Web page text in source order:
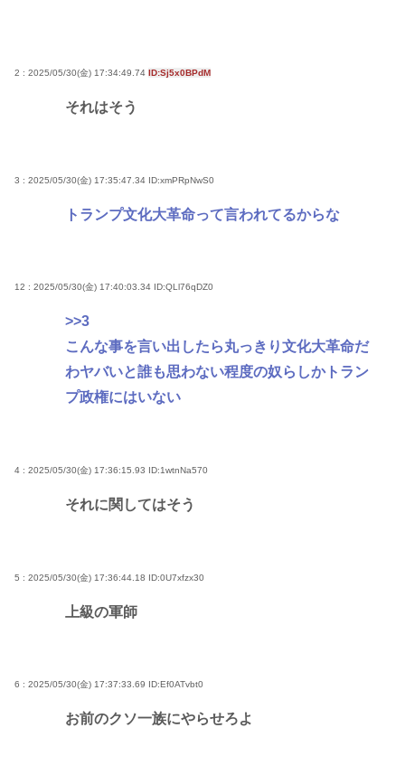
2 : 2025/05/30(金) 17:34:49.74 ID:Sj5x0BPdM
それはそう
3 : 2025/05/30(金) 17:35:47.34 ID:xmPRpNwS0
トランプ文化大革命って言われてるからな
12 : 2025/05/30(金) 17:40:03.34 ID:QLl76qDZ0
>>3
こんな事を言い出したら丸っきり文化大革命だ
わヤバいと誰も思わない程度の奴らしかトラン
プ政権にはいない
4 : 2025/05/30(金) 17:36:15.93 ID:1wtnNa570
それに関してはそう
5 : 2025/05/30(金) 17:36:44.18 ID:0U7xfzx30
上級の軍師
6 : 2025/05/30(金) 17:37:33.69 ID:Ef0ATvbt0
お前のクソ一族にやらせろよ